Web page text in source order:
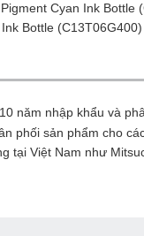
Cyan Ink Bottle
Bottle (C13T06G400)
năm nhập khẩu và
phối sản phẩm cho
tại Việt Nam như